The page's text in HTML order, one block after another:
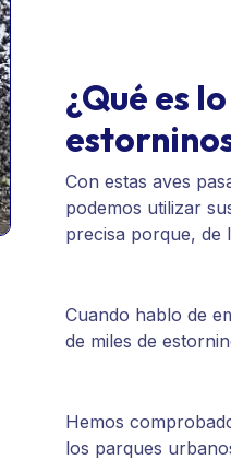
¿Qué es
Con estas aves
podemos utilizar
precisa porque, de
Cuando hablo de
de miles de
Hemos
los parques